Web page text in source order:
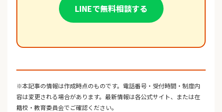
LINEで無料相談する
※本記事の情報は作成時点のものです。電話番号・受付時間・制度内
容は変更される場合があります。最新情報は各公式サイト、または在
籍校・教育委員会でご確認ください。